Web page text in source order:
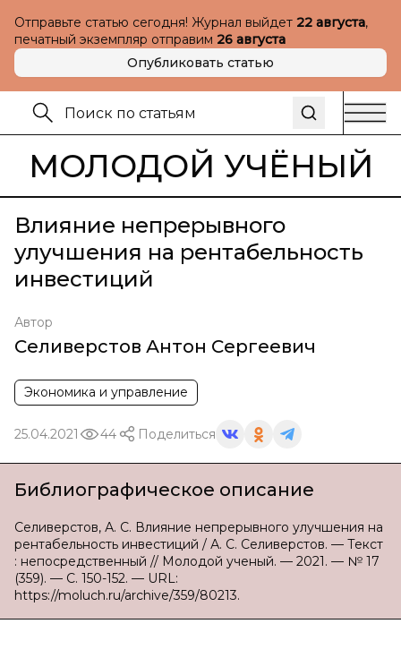
Отправьте статью сегодня! Журнал выйдет 22 августа,
печатный экземпляр отправим 26 августа
Опубликовать статью
МОЛОДОЙ УЧЁНЫЙ
Влияние непрерывного
улучшения на рентабельность
инвестиций
Автор
Селиверстов Антон Сергеевич
Экономика и управление
25.04.2021 44 Поделиться
Библиографическое описание
Селиверстов, А. С. Влияние непрерывного улучшения на
рентабельность инвестиций / А. С. Селиверстов. — Текст
: непосредственный // Молодой ученый. — 2021. — № 17
(359). — С. 150-152. — URL:
https://moluch.ru/archive/359/80213.